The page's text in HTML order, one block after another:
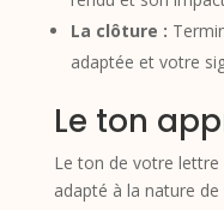
La clôture :
adaptée et votre
Le ton
Le ton de votre
adapté à la nature